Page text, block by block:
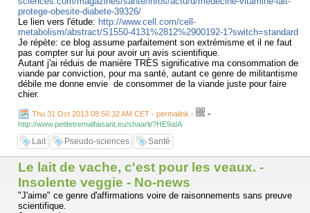
protege-obesite-diabete-39326/
Le lien vers l'étude: http://www.cell.com/cell-
metabolism/abstract/S1550-4131%2812%2900192-1?switch=standard
Je répète: ce blog assume parfaitement son extrémisme et il ne faut
pas compter sur lui pour avoir un avis scientifique.
Autant j'ai réduis de manière TRÈS significative ma consommation de
viande par conviction, pour ma santé, autant ce genre de militantisme
débile me donne envie de consommer de la viande juste pour faire
chier.
Thu 31 Oct 2013 08:56:32 AM CET - permalink - -
http://www.petitetremalfaisant.eu/shaarli/?HE9aIA
Lait Pseudo-sciences Santé
Le lait de vache, c'est pour les veaux. -
Insolente veggie - No-news
"J'aime" ce genre d'affirmations voire de raisonnements sans preuve
scientifique.